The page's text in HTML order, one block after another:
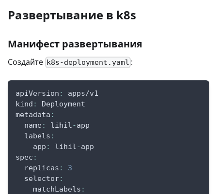
Развертывание в k8s
Манифест развертывания
Создайте k8s-deployment.yaml :
apiVersion :
apps/v1
kind :
Deployment
metadata :
name : lihil-app
labels :
app : lihil-app
spec :
replicas :
3
selector:
matchLabels :